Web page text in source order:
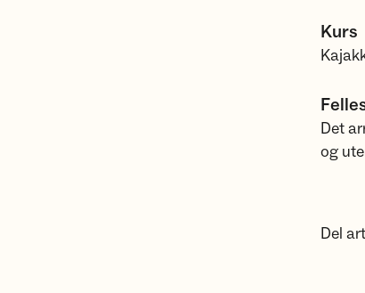
Kurs
Det
og
Del